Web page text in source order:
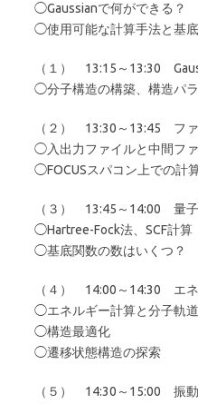
◯Gaussianで何ができる？
◯使用可能な計算手法と基
（１） 13:15～13:30
◯分子構造の構築、構造パ
（２） 13:30～13:45 フ
◯入出力ファイルと中間フ
◯FOCUSスパコン上での計
（３） 13:45～14:00 量
◯Hartree-Fock法、SCF計算
◯基底関数の数はいくつ？
（４） 14:00～14:30 エ
◯エネルギー計算と分子軌
◯構造最適化
◯遷移状態構造の探索
（５） 14:30～15:00 振